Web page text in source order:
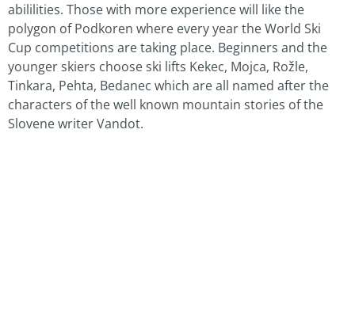
abililities. Those with more experience will like the
polygon of Podkoren where every year the World Ski
Cup competitions are taking place. Beginners and the
younger skiers choose ski lifts Kekec, Mojca, Rožle,
Tinkara, Pehta, Bedanec which are all named after the
characters of the well known mountain stories of the
Slovene writer Vandot.